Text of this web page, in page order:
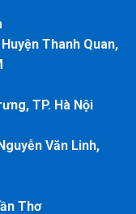
Thanh Quan,
TP. Hà Nội
Văn Linh,
Thơ